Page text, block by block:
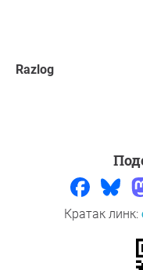
Razlog
Кратак линк: